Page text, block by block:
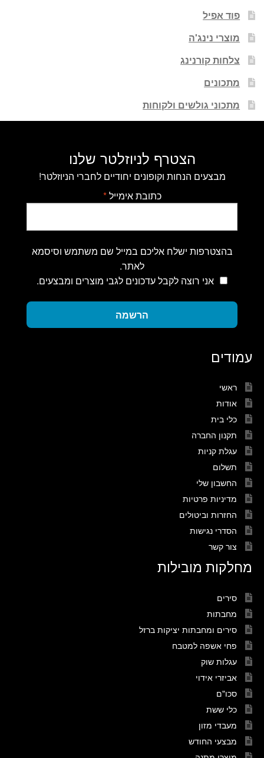
פוד אפיל
מוצרי נינג'ה
צלחות קורנינג
מתכונים
מתכוני גולשים ולקוחות
הצטרף לניוזלטר שלנו
מבצעים הנחות וקופונים יחודיים לחברי הניוזלטר!
כתובת אימייל*
בהצטרפות ישלח אליכם במייל שם משתמש וסיסמא
לאתר.
אני רוצה לקבל עדכונים לגבי מוצרים ומבצעים.
הרשמה
עמודים
ראשי
אודות
כלי בית
תקנון החברה
עגלת קניות
תשלום
החשבון שלי
מדיניות פרטיות
החזרות וביטולים
הסדרי נגישות
צור קשר
מחלקות מובילות
סירים
מחבתות
סירים ומחבתות יציקות ברזל
פחי אשפה למטבח
עגלות שוק
אביזרי אידוי
סכו"ם
כלי ששת
מעבדי מזון
מבצעי החודש